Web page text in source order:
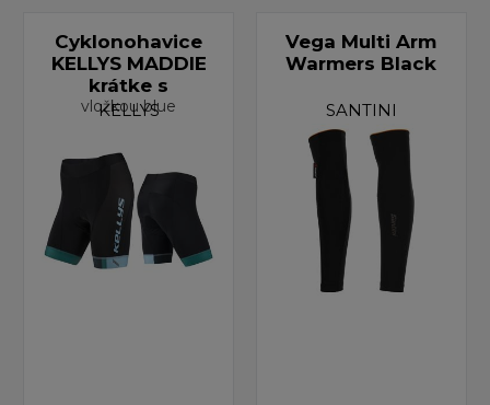
Cyklonohavice
KELLYS MADDIE
krátke s
vložkou blue
KELLYS
Vega Multi Arm
Warmers Black
SANTINI